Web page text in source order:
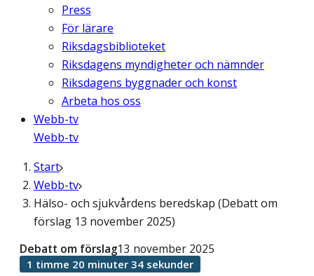
Press
För lärare
Riksdagsbiblioteket
Riksdagens myndigheter och nämnder
Riksdagens byggnader och konst
Arbeta hos oss
Webb-tv
Webb-tv
Start
Webb-tv
Hälso- och sjukvårdens beredskap (Debatt om
förslag 13 november 2025)
Debatt om förslag13 november 2025
1 timme 20 minuter 34 sekunder